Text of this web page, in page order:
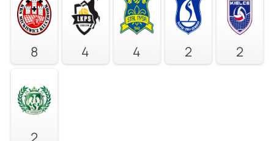
8 4 4 2 2
2